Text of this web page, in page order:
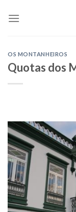
OS MONTANHEIROS
Quotas dos